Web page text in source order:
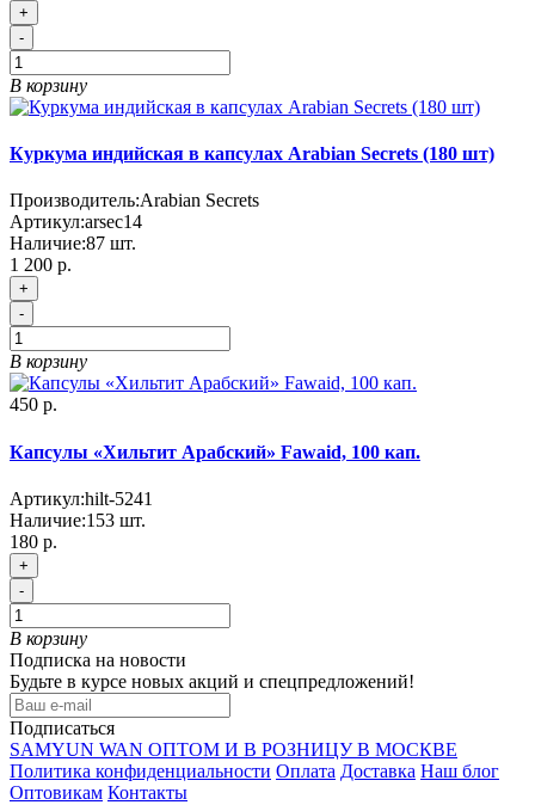
+
-
В корзину
Куркума индийская в капсулах Arabian Secrets (180 шт)
Производитель:Arabian Secrets
Артикул:arsec14
Наличие:87 шт.
1 200 р.
+
-
В корзину
450 р.
Капсулы «Хильтит Арабский» Fawaid, 100 кап.
Артикул:hilt-5241
Наличие:153 шт.
180 р.
+
-
В корзину
Подписка на новости
Будьте в курсе новых акций и спецпредложений!
Подписаться
SAMYUN WAN ОПТОМ И В РОЗНИЦУ В МОСКВЕ
Политика конфиденциальности Оплата Доставка Наш блог
Оптовикам Контакты